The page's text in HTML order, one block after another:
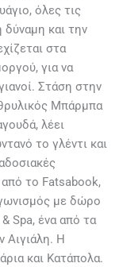
όλες τις
δύναμη και την
στα
για να
Στάση στην
Μπάρμπα
λέει
το γλέντι και
το Fatsabook,
με δώρο
Spa, ένα από τα
Αιγιάλη. Η
και Κατάπολα.